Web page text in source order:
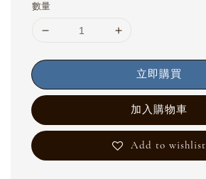
數量
立即購買
加入購物車
Add to wishlist